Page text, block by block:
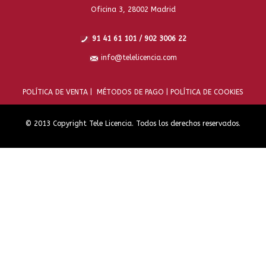
Oficina 3, 28002 Madrid
91 41 61 101 / 902 3006 22
info@telelicencia.com
POLÍTICA DE VENTA | MÉTODOS DE PAGO | POLÍTICA DE COOKIES
© 2013 Copyright Tele Licencia. Todos los derechos reservados.